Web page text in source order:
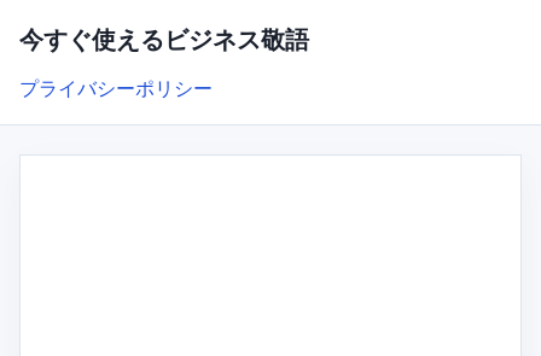
今すぐ使えるビジネス敬語
プライバシーポリシー